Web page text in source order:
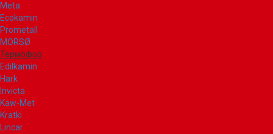
Meta
Ecokamin
Prometall
MORSØ
Термофор
Edilkamin
Hark
Invicta
Kaw-Met
Kratki
Lincar